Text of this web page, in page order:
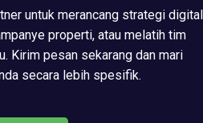
untuk merancang strategi digital
properti, atau melatih tim
Kirim pesan sekarang dan mari
secara lebih spesifik.